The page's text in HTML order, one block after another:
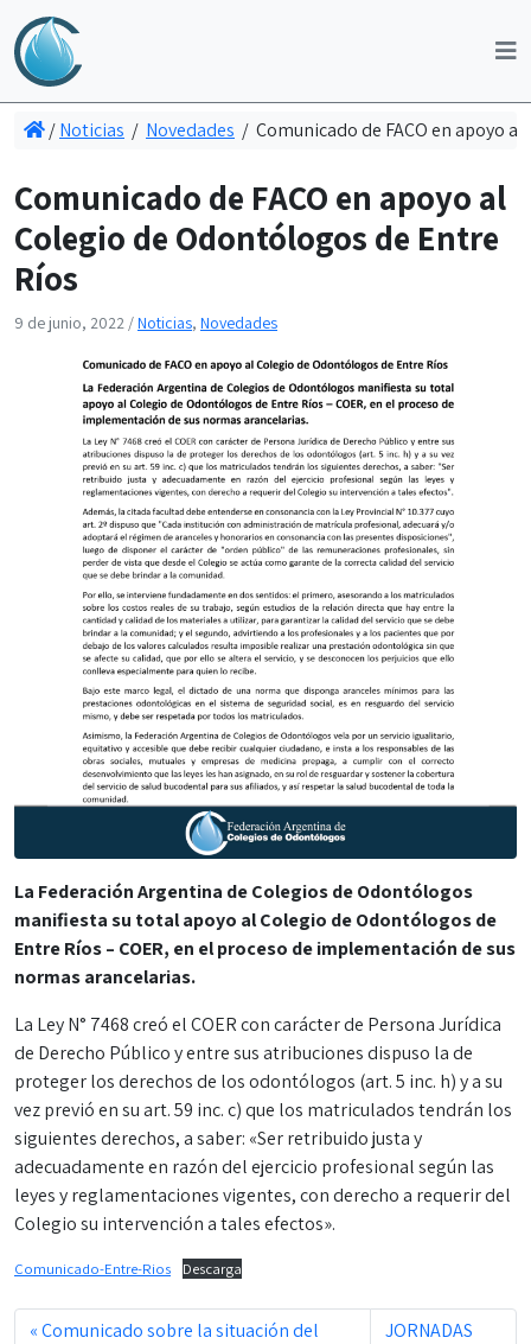
/Noticias / Novedades / Comunicado de FACO en apoyo
Comunicado de FACO en apoyo al
Colegio de Odontólogos de Entre
Ríos
9 de junio, 2022 /Noticias, Novedades
La Federación Argentina de Colegios de Odontólogos
manifiesta su total apoyo al Colegio de Odontólogos de
Entre Ríos – COER, en el proceso de implementación de sus
normas arancelarias.
La Ley N° 7468 creó el COER con carácter de Persona Jurídica
de Derecho Público y entre sus atribuciones dispuso la de
proteger los derechos de los odontólogos (art. 5 inc. h) y a su
vez previó en su art. 59 inc. c) que los matriculados tendrán los
siguientes derechos, a saber: «Ser retribuido justa y
adecuadamente en razón del ejercicio profesional según las
leyes y reglamentaciones vigentes, con derecho a requerir del
Colegio su intervención a tales efectos».
Comunicado-Entre-Rios Descarga
Comunicado sobre la situación del
JORNADAS